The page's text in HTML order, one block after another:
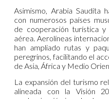
Asimismo, Arabia Saudita
con numerosos países
de cooperación turística
aérea. Aerolíneas
han ampliado rutas y
peregrinos, facilitando el
de Asia, África y Medio
La expansión del turismo
alineada con la Visión